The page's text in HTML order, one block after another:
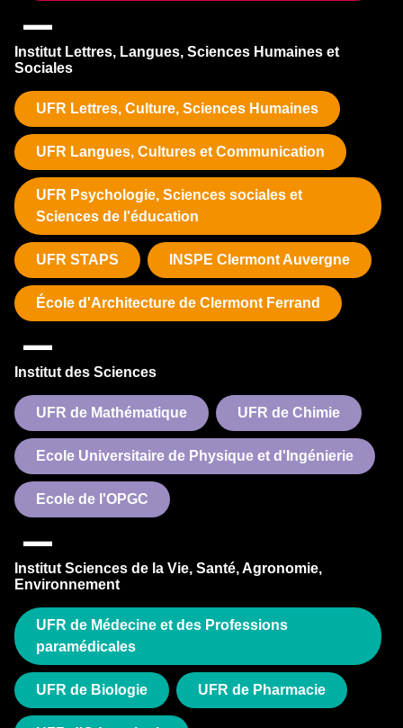
Institut Lettres, Langues, Sciences Humaines et
Sociales
UFR Lettres, Culture, Sciences Humaines
UFR Langues, Cultures et Communication
UFR Psychologie, Sciences sociales et
Sciences de l'éducation
UFR STAPS INSPE Clermont Auvergne
École d'Architecture de Clermont Ferrand
Institut des Sciences
UFR de Mathématique UFR de Chimie
Ecole Universitaire de Physique et d'Ingénierie
Ecole de l'OPGC
Institut Sciences de la Vie, Santé, Agronomie,
Environnement
UFR de Médecine et des Professions
paramédicales
UFR de Biologie UFR de Pharmacie